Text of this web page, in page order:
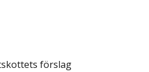
förslag